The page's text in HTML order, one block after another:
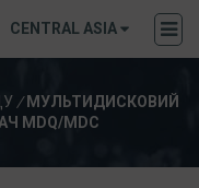
CENTRAL ASIA
/ МУЛЬТИДИСКОВИЙ
MDQ/MDC